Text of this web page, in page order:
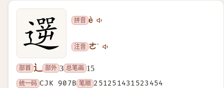
拼音 è
注音 ㄜˋ
部首 辶 部外 3 总笔画 15
统一码 CJK 907B 笔顺 251251431523454